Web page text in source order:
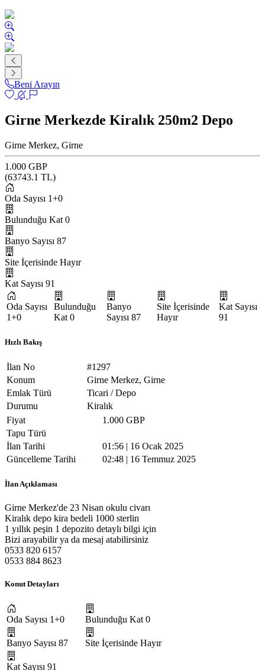
Beni Arayın
Girne Merkezde Kiralık 250m2 Depo
Girne Merkez, Girne
1.000 GBP
(63743.1 TL)
Oda Sayısı 1+0
Bulunduğu Kat 0
Banyo Sayısı 87
Site İçerisinde Hayır
Kat Sayısı 91
Oda Sayısı
1+0
Bulunduğu
Kat 0
Banyo
Sayısı 87
Site İçerisinde
Hayır
Kat Sayısı
91
Hızlı Bakış
İlan No
#1297
Konum
Girne Merkez, Girne
Emlak Türü
Ticari / Depo
Durumu
Kiralık
Fiyat
1.000 GBP
Tapu Türü
İlan Tarihi
01:56 | 16 Ocak 2025
Güncelleme Tarihi
02:48 | 16 Temmuz 2025
İlan Açıklaması
Girne Merkez'de 23 Nisan okulu civarı
Kiralık depo kira bedeli 1000 sterlin
1 yıllık peşin 1 depozito detaylı bilgi için
Bizi arayabilir ya da mesaj atabilirsiniz
0533 820 6157
0533 884 8623
Konut Detayları
Oda Sayısı 1+0 Bulunduğu Kat 0
Banyo Sayısı 87 Site İçerisinde Hayır
Kat Sayısı 91